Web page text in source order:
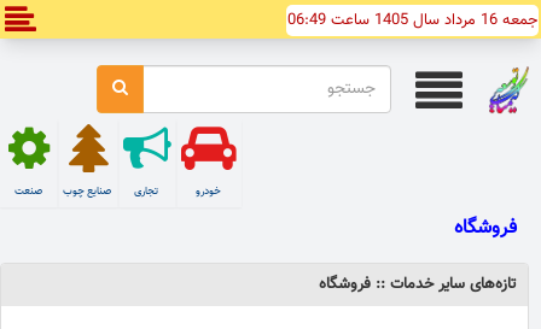
جمعه 16 مرداد سال 1405 ساعت 06:49
صنعت صنایع چوب تجاری خودرو
فروشگاه
تازه‌های ساير خدمات :: فروشگاه